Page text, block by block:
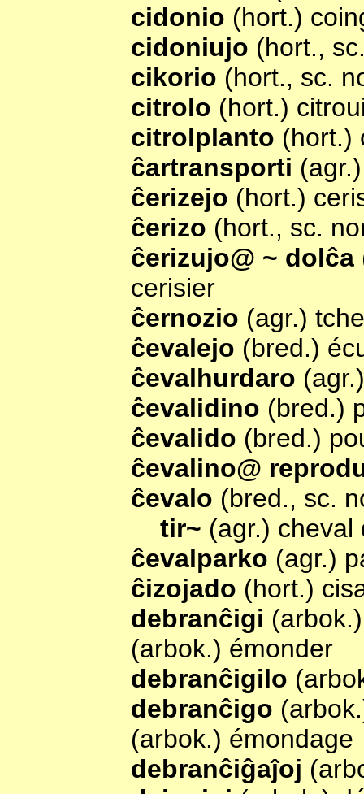
cidonio (hort.)
cidoniujo (hort.,
cikorio (hort., sc.
citrolo (hort.)
citrolplanto (hort.)
ĉartransporti
ĉerizejo (hort.)
ĉerizo (hort., sc.
ĉerizujo@ ~ dolĉa
cerisier
ĉernozio (agr.)
ĉevalejo (bred.)
ĉevalhurdaro
ĉevalidino (bred.)
ĉevalido (bred.)
ĉevalino@
ĉevalo (bred., sc.
tir~ (agr.) cheval
ĉevalparko (agr.)
ĉizojado (hort.)
debranĉigi
(arbok.) émonder
debranĉigilo
debranĉigo
(arbok.) émondage
debranĉiĝaĵoj